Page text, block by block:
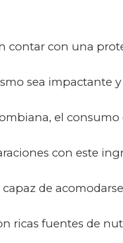
contar con una
sea impactante
el
con este
de
ricas fuentes de